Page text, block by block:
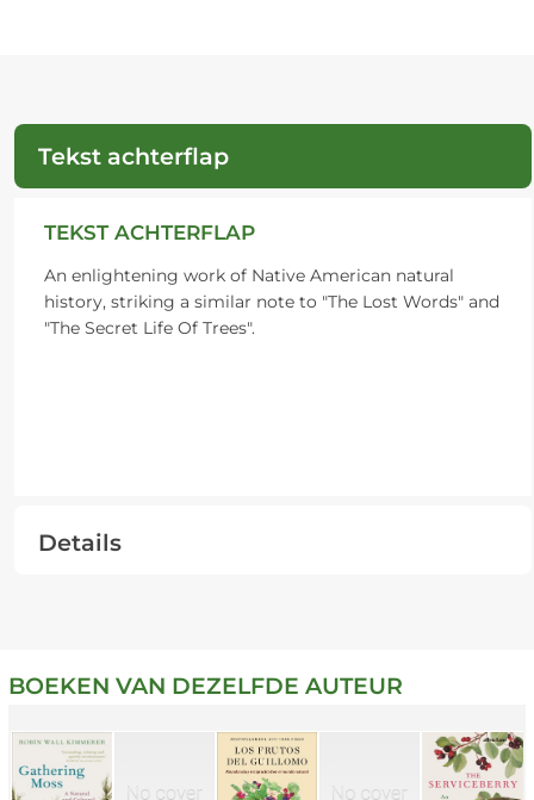
Tekst achterflap
TEKST ACHTERFLAP
An enlightening work of Native American natural
history, striking a similar note to "The Lost Words" and
"The Secret Life Of Trees".
Details
BOEKEN VAN DEZELFDE AUTEUR